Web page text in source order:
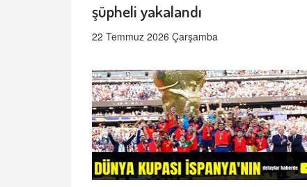
şüpheli yakalandı
22 Temmuz 2026 Çarşamba